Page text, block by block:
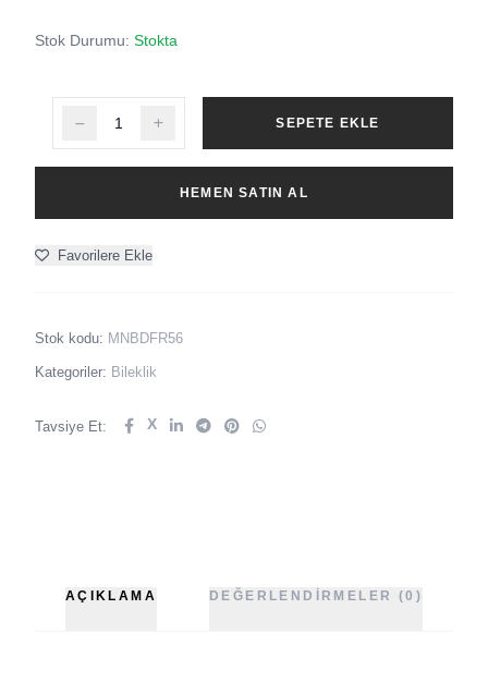
Stok Durumu: Stokta
SEPETE EKLE
HEMEN SATIN AL
Favorilere Ekle
Stok kodu: MNBDFR56
Kategoriler: Bileklik
Tavsiye Et: X
AÇIKLAMA DEĞERLENDIRMELER (0)